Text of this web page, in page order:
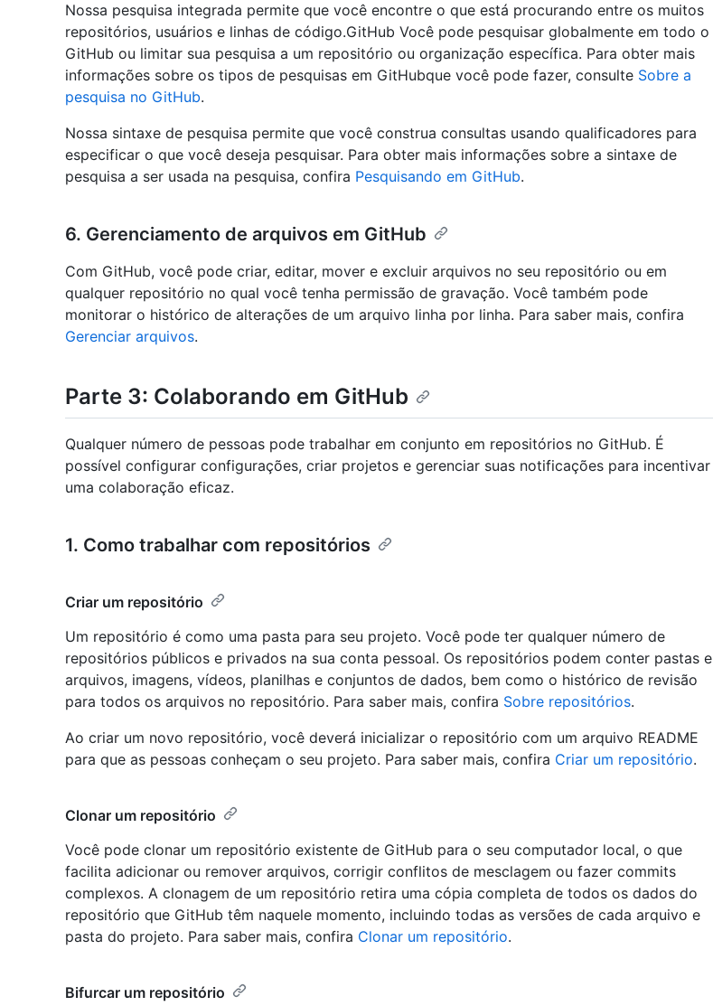
Nossa pesquisa integrada permite que você encontre o que está procurando entre os muitos
repositórios, usuários e linhas de código.GitHub Você pode pesquisar globalmente em todo o
GitHub ou limitar sua pesquisa a um repositório ou organização específica. Para obter mais
informações sobre os tipos de pesquisas em GitHubque você pode fazer, consulte Sobre a
pesquisa no GitHub.
Nossa sintaxe de pesquisa permite que você construa consultas usando qualificadores para
especificar o que você deseja pesquisar. Para obter mais informações sobre a sintaxe de
pesquisa a ser usada na pesquisa, confira Pesquisando em GitHub.
6. Gerenciamento de arquivos em GitHub
Com GitHub, você pode criar, editar, mover e excluir arquivos no seu repositório ou em
qualquer repositório no qual você tenha permissão de gravação. Você também pode
monitorar o histórico de alterações de um arquivo linha por linha. Para saber mais, confira
Gerenciar arquivos.
Parte 3: Colaborando em GitHub
Qualquer número de pessoas pode trabalhar em conjunto em repositórios no GitHub. É
possível configurar configurações, criar projetos e gerenciar suas notificações para incentivar
uma colaboração eficaz.
1. Como trabalhar com repositórios
Criar um repositório
Um repositório é como uma pasta para seu projeto. Você pode ter qualquer número de
repositórios públicos e privados na sua conta pessoal. Os repositórios podem conter pastas e
arquivos, imagens, vídeos, planilhas e conjuntos de dados, bem como o histórico de revisão
para todos os arquivos no repositório. Para saber mais, confira Sobre repositórios.
Ao criar um novo repositório, você deverá inicializar o repositório com um arquivo README
para que as pessoas conheçam o seu projeto. Para saber mais, confira Criar um repositório.
Clonar um repositório
Você pode clonar um repositório existente de GitHub para o seu computador local, o que
facilita adicionar ou remover arquivos, corrigir conflitos de mesclagem ou fazer commits
complexos. A clonagem de um repositório retira uma cópia completa de todos os dados do
repositório que GitHub têm naquele momento, incluindo todas as versões de cada arquivo e
pasta do projeto. Para saber mais, confira Clonar um repositório.
Bifurcar um repositório